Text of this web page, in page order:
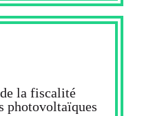
la fiscalité
photovoltaïques